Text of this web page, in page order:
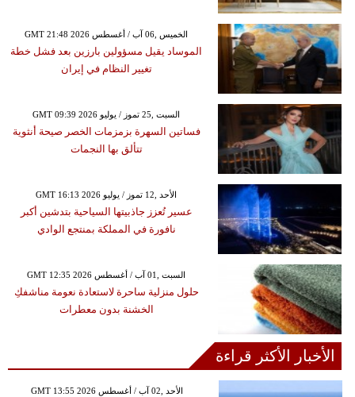
GMT 21:48 2026 الخميس ,06 آب / أغسطس
الموساد يقيل مسؤولين بارزين بعد فشل خطة
تغيير النظام في إيران
GMT 09:39 2026 السبت ,25 تموز / يوليو
فساتين السهرة بزمزمات الخصر صيحة أنثوية
تتألق بها النجمات
GMT 16:13 2026 الأحد ,12 تموز / يوليو
عسير تُعزز جاذبيتها السياحية بتدشين أكبر
نافورة في المملكة بمنتجع الوادي
GMT 12:35 2026 السبت ,01 آب / أغسطس
حلول منزلية ساحرة لاستعادة نعومة مناشفكِ
الخشنة بدون معطرات
الأخبار الأكثر قراءة
GMT 13:55 2026 الأحد ,02 آب / أغسطس